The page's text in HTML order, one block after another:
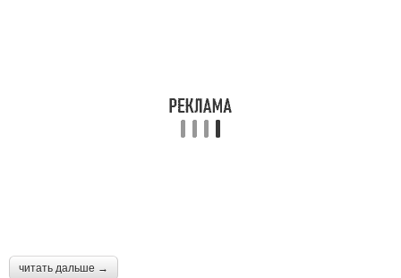
читать дальше →